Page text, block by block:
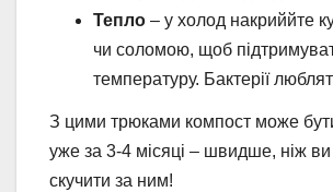
Тепло – у холод накриййте
чи соломою, щоб
температуру. Бактерії
З цими трюками компост може
уже за 3-4 місяці – швидше, ніж ви
скучити за ним!